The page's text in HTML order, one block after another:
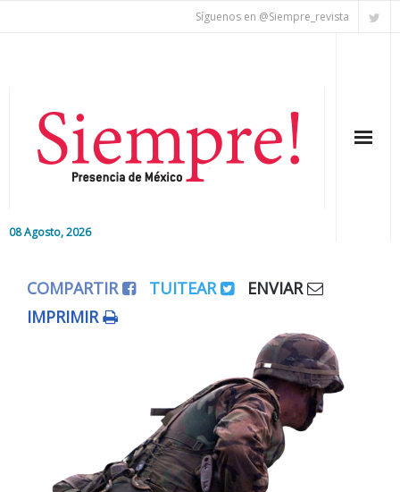
Síguenos en @Siempre_revista
08 Agosto, 2026
Editorial
Cultura
COMPARTIR TUITEAR
ENVIAR
IMPRIMIR